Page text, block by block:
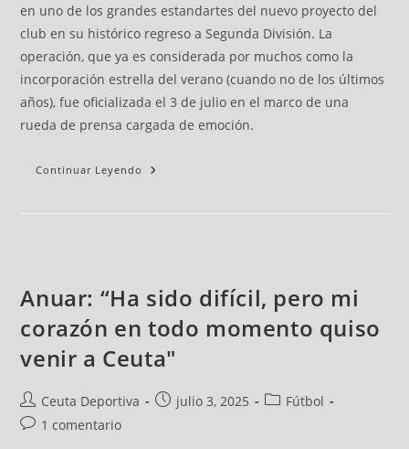
en uno de los grandes estandartes del nuevo proyecto del
club en su histórico regreso a Segunda División. La
operación, que ya es considerada por muchos como la
incorporación estrella del verano (cuando no de los últimos
años), fue oficializada el 3 de julio en el marco de una
rueda de prensa cargada de emoción.
Continuar Leyendo
Anuar: “Ha sido difícil, pero mi
corazón en todo momento quiso
venir a Ceuta"
Ceuta Deportiva julio 3, 2025
Fútbol
1 comentario